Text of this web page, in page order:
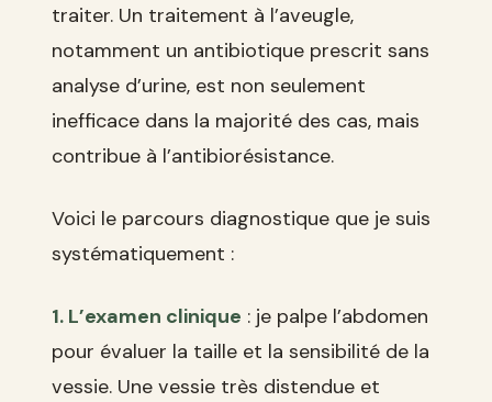
traiter. Un traitement à l’aveugle,
notamment un antibiotique prescrit sans
analyse d’urine, est non seulement
inefficace dans la majorité des cas, mais
contribue à l’antibiorésistance.
Voici le parcours diagnostique que je suis
systématiquement :
1. L’examen clinique : je palpe l’abdomen
pour évaluer la taille et la sensibilité de la
vessie. Une vessie très distendue et